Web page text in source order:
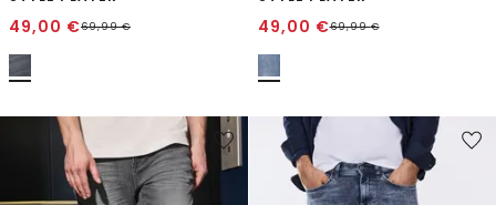
49,00 €69,99€ 49,00 €69,99€